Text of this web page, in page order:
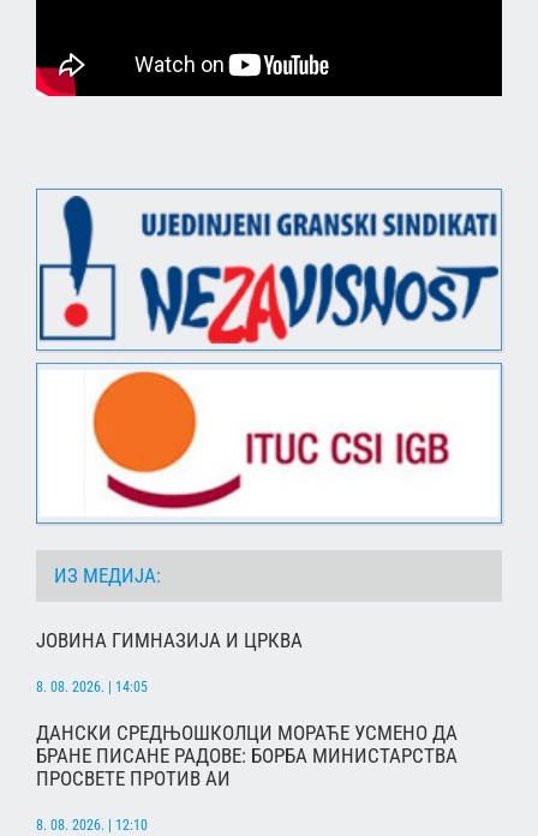
ИЗ МЕДИЈА:
ЈОВИНА ГИМНАЗИЈА И ЦРКВА
8. 08. 2026. | 14:05
ДАНСКИ СРЕДЊОШКОЛЦИ МОРАЋЕ УСМЕНО ДА
БРАНЕ ПИСАНЕ РАДОВЕ: БОРБА МИНИСТАРСТВА
ПРОСВЕТЕ ПРОТИВ АИ
8. 08. 2026. | 12:10